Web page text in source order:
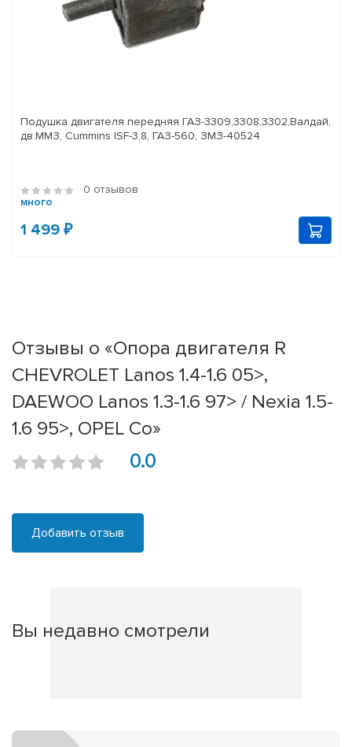
Подушка двигателя передняя ГАЗ-3309,3308,3302,Валдай,
дв.ММЗ, Cummins ISF-3,8, ГАЗ-560, ЗМЗ-40524
0 отзывов
много
1 499 ₽
Отзывы о «Опора двигателя R
CHEVROLET Lanos 1.4-1.6 05>,
DAEWOO Lanos 1.3-1.6 97> / Nexia 1.5-
1.6 95>, OPEL Co»
0.0
Добавить отзыв
Вы недавно смотрели